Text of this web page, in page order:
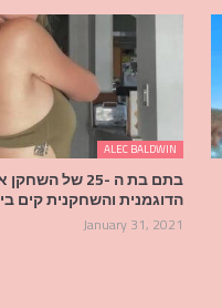
ALEC BALDWIN
בתם בת ה -25 של
הדוגמנית והשחקנית קים
January 31, 2021